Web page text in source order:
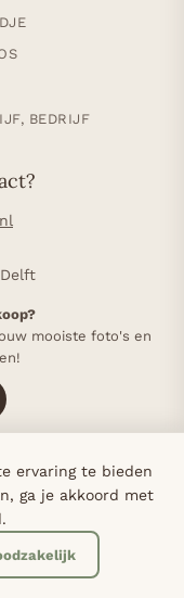
BEDRIJF
Delft
mooiste foto's en
1985 in Delft·
een boom
ervaring te bieden
ga je akkoord met